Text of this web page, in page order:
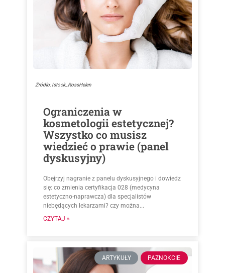
Źródlo: Istock_RossHelen
Ograniczenia w
kosmetologii estetycznej?
Wszystko co musisz
wiedzieć o prawie (panel
dyskusyjny)
Obejrzyj nagranie z panelu dyskusyjnego i dowiedz
się: co zmienia certyfikacja 028 (medycyna
estetyczno-naprawcza) dla specjalistów
niebędących lekarzami? czy można...
CZYTAJ »
ARTYKUŁY PAZNOKCIE